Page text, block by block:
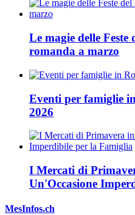
Le magie delle Feste
romanda a marzo
Eventi per famiglie
2026
I Mercati di
Un'Occasione
MesInfos.ch